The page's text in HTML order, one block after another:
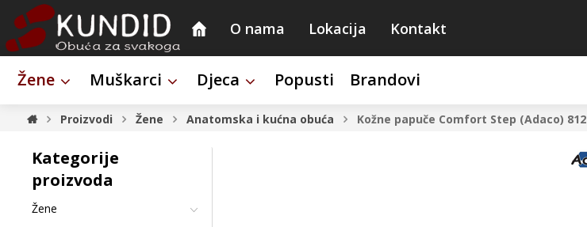
O nama Lokacija Kontakt
Žene Muškarci Djeca Popusti Brandovi
Proizvodi Žene Anatomska i kućna obuća Kožne papuče Comfort Step (Adaco) 812
Kategorije
proizvoda
Žene